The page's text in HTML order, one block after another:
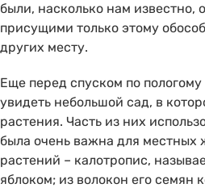
были, насколько нам известно,
присущими только этому
других месту.
Еще перед спуском по
увидеть небольшой сад, в
растения. Часть из них
была очень важна для местных
растений – калотропис,
яблоком; из волокон его семян